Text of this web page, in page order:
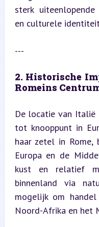
sterk uiteenlopende
en culturele
---
2. Historische
Romeins
De locatie van Italië
tot knooppunt in
haar zetel in
Europa en de
kust en relatief
binnenland via
mogelijk om
Noord-Afrika en het